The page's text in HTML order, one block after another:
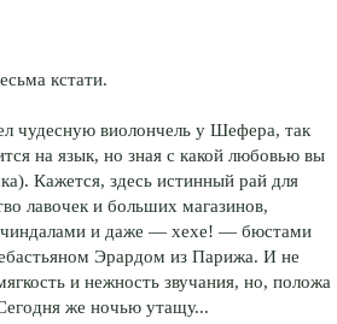
кстати.
чудесную виолончель у Шефера, так
на язык, но зная с какой любовью вы
Кажется, здесь истинный рай для
лавочек и больших магазинов,
и даже — хехе! — бюстами
Эрардом из Парижа. И не
и нежность звучания, но, положа
же ночью утащу...